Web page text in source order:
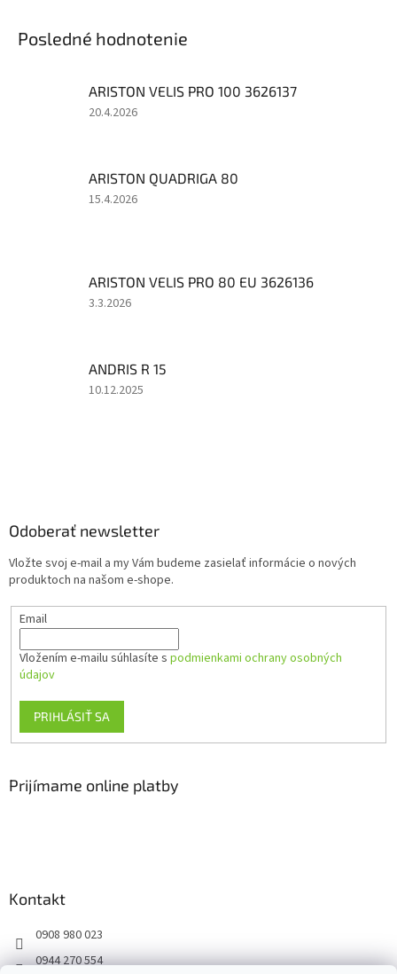
Posledné hodnotenie
ARISTON VELIS PRO 100 3626137
Hodnotenie
z
5
20.4.2026
ARISTON QUADRIGA 80
Hodnotenie
5
hviezdičiek.
15.4.2026
ARISTON VELIS PRO 80 EU 3626136
Hodnotenie
z
5
3.3.2026
ANDRIS R 15
Hodnotenie
10.12.2025
Odoberať newsletter
Vložte svoj e-mail a my Vám budeme zasielať informácie o nových
produktoch na našom e-shope.
Email
Vložením e-mailu súhlasíte s podmienkami ochrany osobných
údajov
PRIHLÁSIŤ SA
Prijímame online platby
Kontakt
0908 980 023
0944 270 554